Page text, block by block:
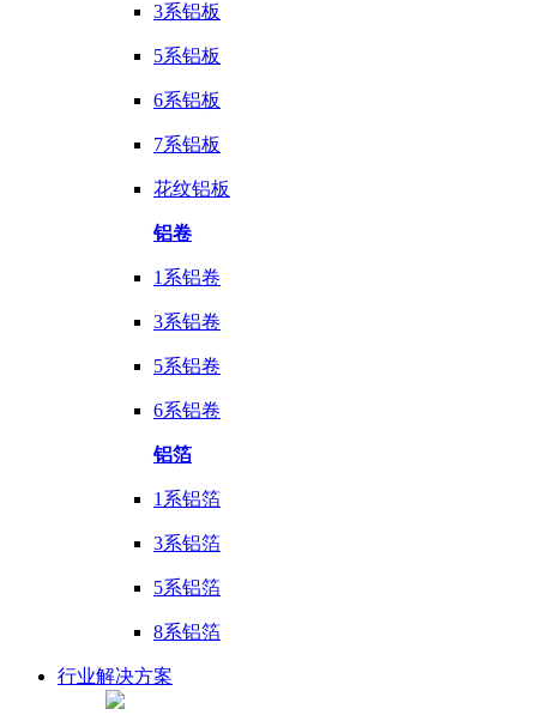
3系铝板
5系铝板
6系铝板
7系铝板
花纹铝板
铝卷
1系铝卷
3系铝卷
5系铝卷
6系铝卷
铝箔
1系铝箔
3系铝箔
5系铝箔
8系铝箔
行业解决方案